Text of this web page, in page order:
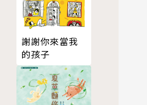
謝謝你來當我
的孩子